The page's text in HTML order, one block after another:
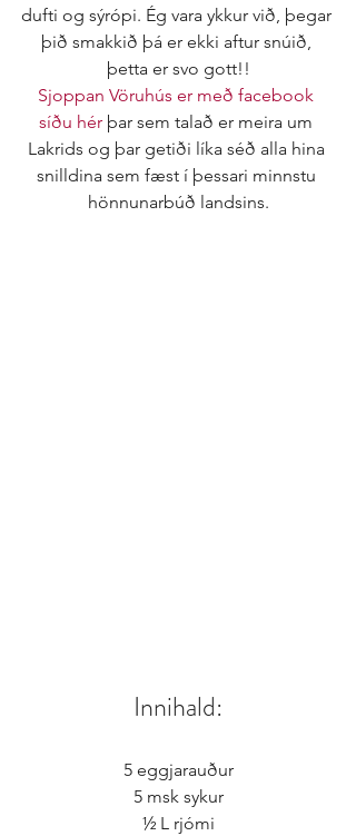
dufti og sýrópi. Ég vara ykkur við, þegar
þið smakkið þá er ekki aftur snúið,
þetta er svo gott!!
Sjoppan Vöruhús er með facebook
síðu hér þar sem talað er meira um
Lakrids og þar getiði líka séð alla hina
snilldina sem fæst í þessari minnstu
hönnunarbúð landsins.
Innihald:
5 eggjarauður
5 msk sykur
½ L rjómi